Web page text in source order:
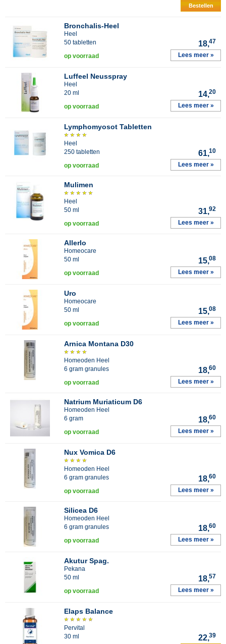
Bestellen
Bronchalis-Heel
Heel
50 tabletten
18,47
op voorraad Lees meer »
Luffeel Neusspray
Heel
20 ml
14,20
op voorraad Lees meer »
Lymphomyosot Tabletten
Heel
250 tabletten
61,10
op voorraad Lees meer »
Mulimen
Heel
50 ml
31,92
op voorraad Lees meer »
Allerlo
Homeocare
50 ml
15,08
op voorraad Lees meer »
Uro
Homeocare
50 ml
15,08
op voorraad Lees meer »
Arnica Montana D30
Homeoden Heel
6 gram granules
18,60
op voorraad Lees meer »
Natrium Muriaticum D6
Homeoden Heel
6 gram
18,60
op voorraad Lees meer »
Nux Vomica D6
Homeoden Heel
6 gram granules
18,60
op voorraad Lees meer »
Silicea D6
Homeoden Heel
6 gram granules
18,60
op voorraad Lees meer »
Akutur Spag.
Pekana
50 ml
18,57
op voorraad Lees meer »
Elaps Balance
Pervital
30 ml
22,39